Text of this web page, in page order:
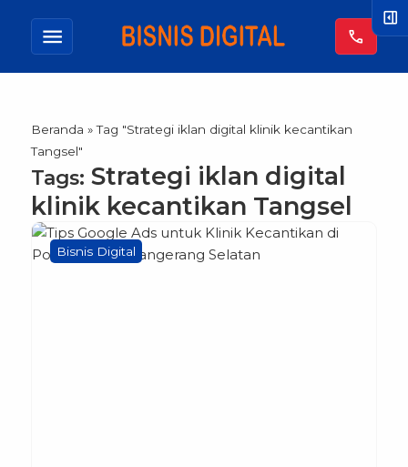
menu call
Beranda »Tag "Strategi iklan digital klinik kecantikan
Tangsel"
Tags: Strategi iklan digital
klinik kecantikan Tangsel
Bisnis Digital
right_panel_open